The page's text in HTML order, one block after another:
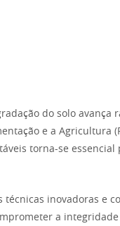
do solo
e a Agricultura
torna-se
técnicas inovadoras e
a integridade